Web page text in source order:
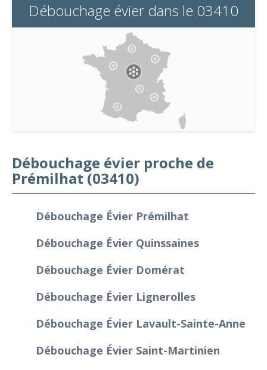
Débouchage évier dans le 03410
Débouchage évier proche de
Prémilhat (03410)
Débouchage Évier Prémilhat
Débouchage Évier Quinssaines
Débouchage Évier Domérat
Débouchage Évier Lignerolles
Débouchage Évier Lavault-Sainte-Anne
Débouchage Évier Saint-Martinien